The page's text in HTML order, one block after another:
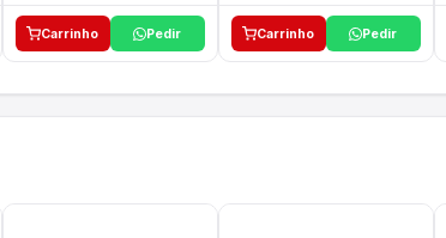
Carrinho Pedir Carrinho Pedir